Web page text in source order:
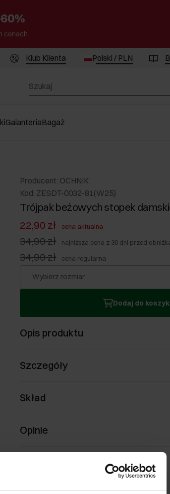
cenach
Klub Klienta Polski / PLN
GalanteriaBagaż
Producent: OCHNIK
Kod: ZESDT-0032-81(W25)
Trójpak beżowych stopek
22,90 zł - cena aktualna
34,90 zł - najniższa cena z 30 dni przed
34,90 zł - cena regularna
Wybierz rozmiar
Dodaj do
Opis produktu
Szczegóły
Skład
Opinie